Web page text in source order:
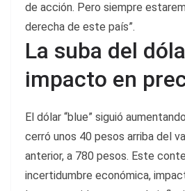
de acción. Pero siempre
derecha de este país”.
La suba del
impacto en
El dólar “blue” siguió
cerró unos 40 pesos arriba del
anterior, a 780 pesos. Este
incertidumbre económica,